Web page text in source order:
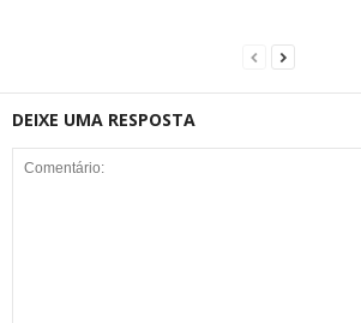
DEIXE UMA RESPOSTA